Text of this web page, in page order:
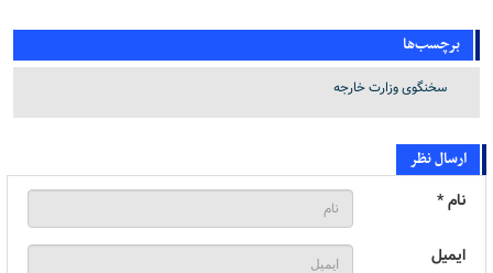
برچسب‌ها
سخنگوی وزارت خارجه
ارسال نظر
نام *
ایمیل